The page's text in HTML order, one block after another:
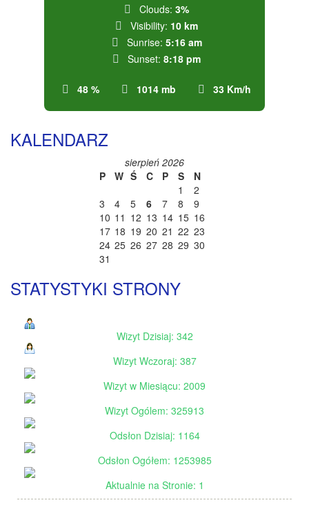
48 % 1014 mb 33 Km/h
Clouds: 3%
Visibility: 10 km
Sunrise: 5:16 am
Sunset: 8:18 pm
KALENDARZ
sierpień 2026
P
W Ś C P S
N
1
2
3
4 5 6 7 8
9
10 11 12 13 14 15 16
17 18 19 20 21 22 23
24 25 26 27 28 29 30
31
STATYSTYKI STRONY
Wizyt Dzisiaj: 342
Wizyt Wczoraj: 387
Wizyt w Miesiącu: 2009
Wizyt Ogólem: 325913
Odsłon Dzisiaj: 1164
Odsłon Ogółem: 1253985
Aktualnie na Stronie: 1